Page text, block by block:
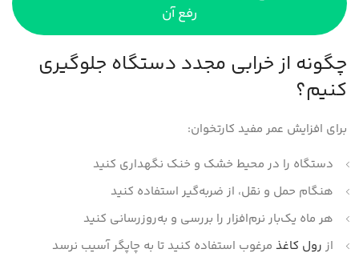
رفع آن
چگونه از خرابی مجدد دستگاه جلوگیری
کنیم؟
برای افزایش عمر مفید کارتخوان:
دستگاه را در محیط خشک و خنک نگهداری کنید
هنگام حمل و نقل، از ضربه‌گیر استفاده کنید
هر ماه یک‌بار نرم‌افزار را بررسی و به‌روزرسانی کنید
از رول کاغذ مرغوب استفاده کنید تا به چاپگر آسیب نرسد